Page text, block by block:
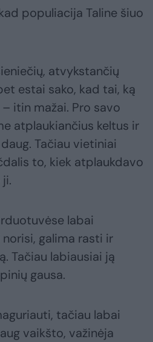
populiacija Taline šiuo
atvykstančių
estai sako, kad tai, ką
itin mažai. Pro savo
atplaukiančius keltus ir
Tačiau vietiniai
to, kiek atplaukdavo
labai
galima rasti ir
Tačiau labiausiai ją
gausa.
tačiau labai
vaikšto, važinėja